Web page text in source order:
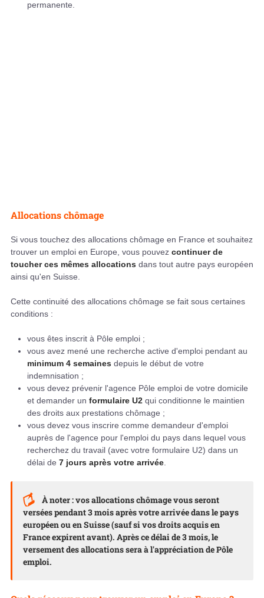
permanente.
Allocations chômage
Si vous touchez des allocations chômage en France et souhaitez
trouver un emploi en Europe, vous pouvez continuer de
toucher ces mêmes allocations dans tout autre pays européen
ainsi qu'en Suisse.
Cette continuité des allocations chômage se fait sous certaines
conditions :
vous êtes inscrit à Pôle emploi ;
vous avez mené une recherche active d'emploi pendant au
minimum 4 semaines depuis le début de votre
indemnisation ;
vous devez prévenir l'agence Pôle emploi de votre domicile
et demander un formulaire U2 qui conditionne le maintien
des droits aux prestations chômage ;
vous devez vous inscrire comme demandeur d'emploi
auprès de l'agence pour l'emploi du pays dans lequel vous
recherchez du travail (avec votre formulaire U2) dans un
délai de 7 jours après votre arrivée
À noter : vos allocations chômage vous seront
versées pendant 3 mois après votre arrivée dans le pays
européen ou en Suisse (sauf si vos droits acquis en
France expirent avant). Après ce délai de 3 mois, le
versement des allocations sera à l'appréciation de Pôle
emploi.